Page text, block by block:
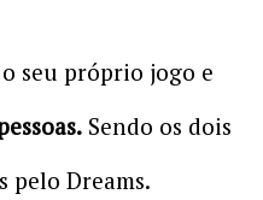
seu próprio jogo e
Sendo os dois
pelo Dreams.